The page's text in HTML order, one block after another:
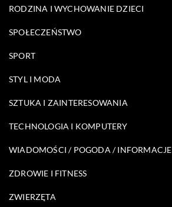
RODZINA I WYCHOWANIE DZIECI
SPOŁECZEŃSTWO
SPORT
STYL I MODA
SZTUKA I ZAINTERESOWANIA
TECHNOLOGIA I KOMPUTERY
WIADOMOŚCI / POGODA / INFORMACJE
ZDROWIE I FITNESS
ZWIERZĘTA